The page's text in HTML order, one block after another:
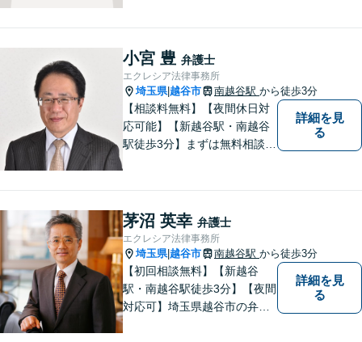
リーで安心して相談いただけ
ます。お気軽にご相談くださ
い。
小宮 豊 弁護士
エクレシア法律事務所
埼玉県|越谷市 南越谷駅 から徒歩3分
【相談料無料】【夜間休日対
応可能】【新越谷駅・南越谷
駅徒歩3分】まずは無料相談
詳細を見
る
茅沼 英幸 弁護士
エクレシア法律事務所
埼玉県|越谷市 南越谷駅 から徒歩3分
【初回相談無料】【新越谷
駅・南越谷駅徒歩3分】【夜間
対応可】埼玉県越谷市の弁護
詳細を見
る